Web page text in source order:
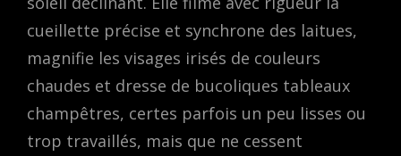
cueillette précise et synchrone des laitues,
magnifie les visages irisés de couleurs
chaudes et dresse de bucoliques tableaux
champêtres, certes parfois un peu lisses ou
trop travaillés, mais que ne cessent